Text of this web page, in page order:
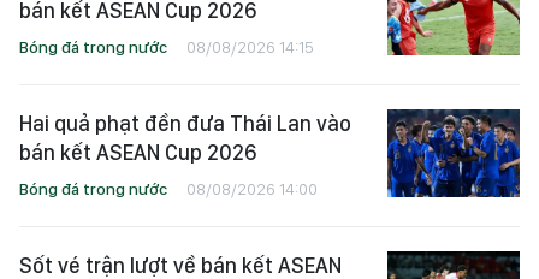
bán kết ASEAN Cup 2026
Bóng đá trong nước 08/08/2026 14:15
Hai quả phạt đền đưa Thái Lan vào
bán kết ASEAN Cup 2026
Bóng đá trong nước 08/08/2026 14:00
Sốt vé trận lượt về bán kết ASEAN